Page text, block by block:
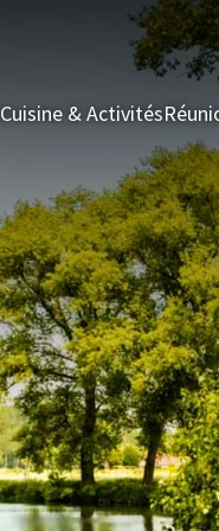
Cuisine & Activités